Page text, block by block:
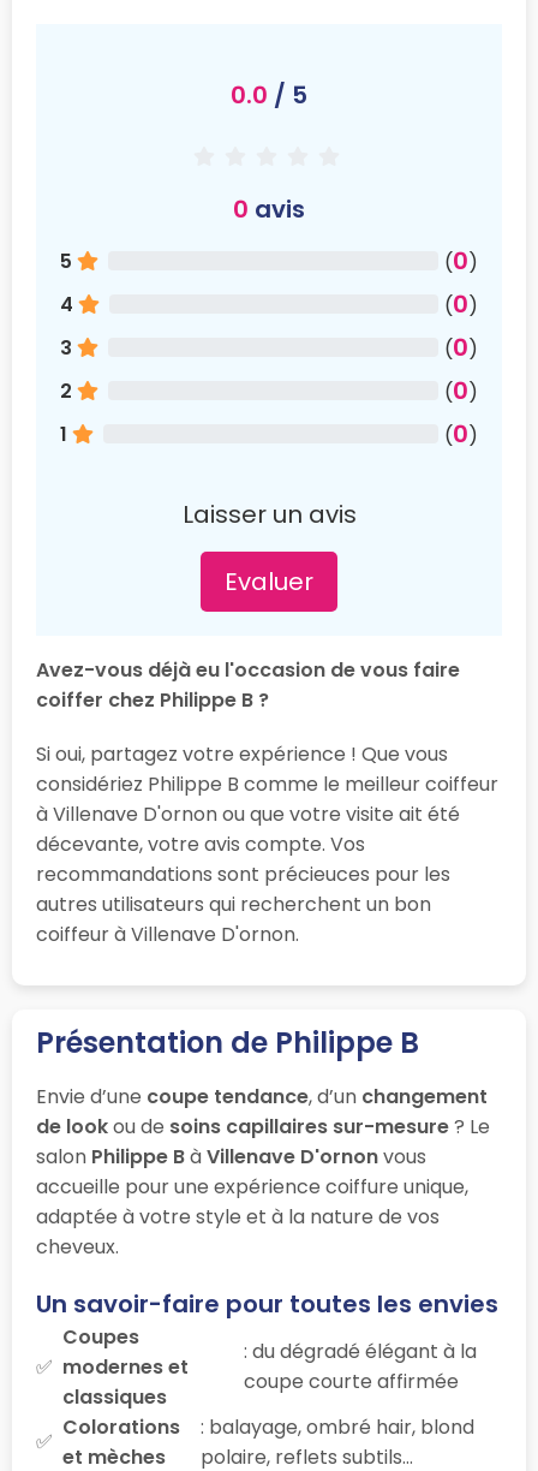
0.0 / 5
0 avis
5 (0)
4
(0)
3
(0)
2
(0)
1
(0)
Laisser un avis
Evaluer
Avez-vous déjà eu l'occasion de vous faire
coiffer chez Philippe B ?
Si oui, partagez votre expérience ! Que vous
considériez Philippe B comme le meilleur coiffeur
à Villenave D'ornon ou que votre visite ait été
décevante, votre avis compte. Vos
recommandations sont précieuces pour les
autres utilisateurs qui recherchent un bon
coiffeur à Villenave D'ornon.
Présentation de Philippe B
Envie d’une coupe tendance, d’un changement
de lookou de soins capillaires sur-mesure? Le
salon Philippe BàVillenave D'ornonvous
accueille pour une expérience coiffure unique,
adaptée à votre style et à la nature de vos
cheveux.
Un savoir-faire pour toutes les envies
Coupes
modernes et
classiques
: du dégradé élégant à la
coupe courte affirmée
Colorations
et mèches
: balayage, ombré hair, blond
polaire, reflets subtils…